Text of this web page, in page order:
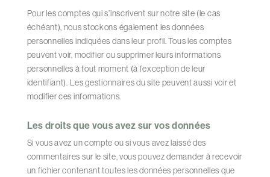
Pour les comptes qui s’inscrivent sur notre site (le cas
échéant), nous stockons également les données
personnelles indiquées dans leur profil. Tous les comptes
peuvent voir, modifier ou supprimer leurs informations
personnelles à tout moment (à l’exception de leur
identifiant). Les gestionnaires du site peuvent aussi voir et
modifier ces informations.
Les droits que vous avez sur vos données
Si vous avez un compte ou si vous avez laissé des
commentaires sur le site, vous pouvez demander à recevoir
un fichier contenant toutes les données personnelles que